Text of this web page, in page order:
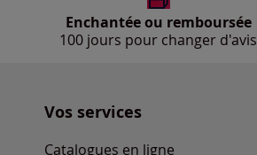
Enchantée ou remboursée
100 jours pour changer d'avis
Vos services
Catalogues en ligne